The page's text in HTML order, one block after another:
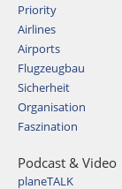
Priority
Airlines
Airports
Flugzeugbau
Sicherheit
Organisation
Faszination
Podcast & Video
planeTALK